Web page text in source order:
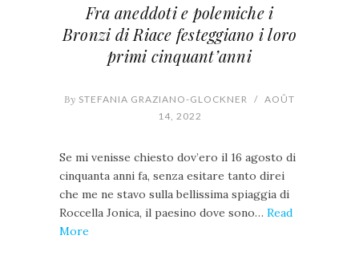
Fra aneddoti e polemiche i
Bronzi di Riace festeggiano i loro
primi cinquant’anni
By STEFANIA GRAZIANO-GLOCKNER / AOÛT
14, 2022
Se mi venisse chiesto dov’ero il 16 agosto di
cinquanta anni fa, senza esitare tanto direi
che me ne stavo sulla bellissima spiaggia di
Roccella Jonica, il paesino dove sono… Read
More